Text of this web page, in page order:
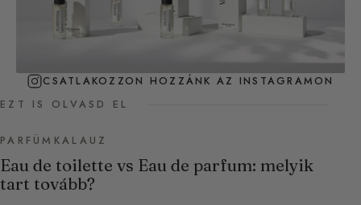
CSATLAKOZZON HOZZÁNK AZ INSTAGRAMON
EZT IS OLVASD EL
PARFÜMKALAUZ
Eau de toilette vs Eau de parfum: melyik
tart tovább?